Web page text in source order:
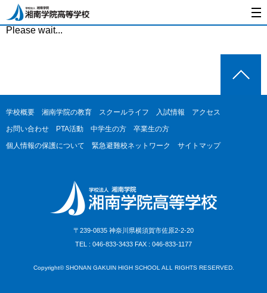
Please wait...
学校概要 湘南学院の教育 スクールライフ 入試情報
アクセス
お問い合わせ
PTA活動 中学生の方
卒業生の方
個人情報の保護について
緊急避難校ネットワーク サイトマップ
〒239-0835 神奈川県横須賀市佐原2-2-20
TEL : 046-833-3433 FAX : 046-833-1177
Copyright© SHONAN GAKUIN HIGH SCHOOL ALL RIGHTS RESERVED.